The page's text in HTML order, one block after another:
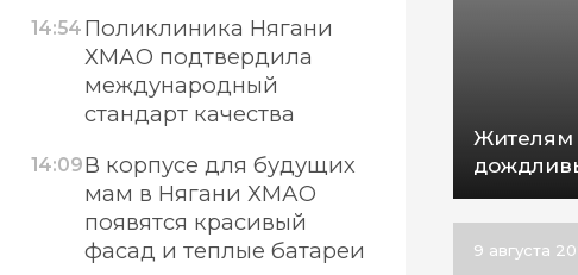
14:54 Поликлиника Нягани
ХМАО подтвердила
международный
стандарт качества
14:09В корпусе для будущих
мам в Нягани ХМАО
появятся красивый
фасад и теплые батареи
9 августа